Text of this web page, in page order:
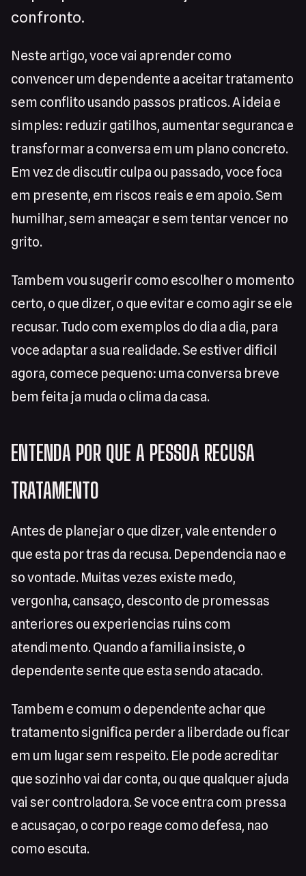
confronto.
Neste artigo, voce vai aprender como
convencer um dependente a aceitar tratamento
sem conflito usando passos praticos. A ideia e
simples: reduzir gatilhos, aumentar seguranca e
transformar a conversa em um plano concreto.
Em vez de discutir culpa ou passado, voce foca
em presente, em riscos reais e em apoio. Sem
humilhar, sem ameaçar e sem tentar vencer no
grito.
Tambem vou sugerir como escolher o momento
certo, o que dizer, o que evitar e como agir se ele
recusar. Tudo com exemplos do dia a dia, para
voce adaptar a sua realidade. Se estiver dificil
agora, comece pequeno: uma conversa breve
bem feita ja muda o clima da casa.
ENTENDA POR QUE A PESSOA RECUSA
TRATAMENTO
Antes de planejar o que dizer, vale entender o
que esta por tras da recusa. Dependencia nao e
so vontade. Muitas vezes existe medo,
vergonha, cansaço, desconto de promessas
anteriores ou experiencias ruins com
atendimento. Quando a familia insiste, o
dependente sente que esta sendo atacado.
Tambem e comum o dependente achar que
tratamento significa perder a liberdade ou ficar
em um lugar sem respeito. Ele pode acreditar
que sozinho vai dar conta, ou que qualquer ajuda
vai ser controladora. Se voce entra com pressa
e acusaçao, o corpo reage como defesa, nao
como escuta.